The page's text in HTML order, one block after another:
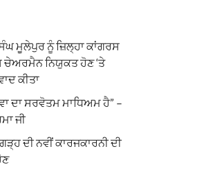
ਮੂਲੇਪੁਰ ਨੂੰ ਜ਼ਿਲ੍ਹਾ ਕਾਂਗਰਸ
ਚੇਅਰਮੈਨ ਨਿਯੁਕਤ ਹੋਣ ‘ਤੇ
ਕੀਤਾ
ਦਾ ਸਰਵੋਤਮ ਮਾਧਿਅਮ ਹੈ” –
ਜੀ
ਦੀ ਨਵੀਂ ਕਾਰਜਕਾਰਨੀ ਦੀ